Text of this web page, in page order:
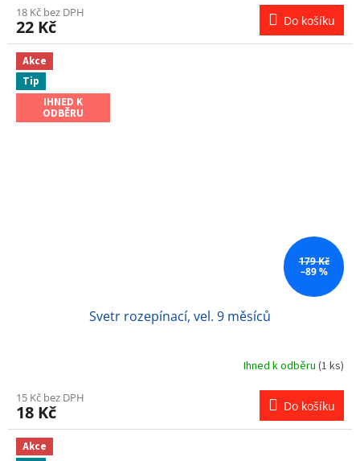
18 Kč bez DPH
22 Kč Do košíku
Akce
Tip
IHNED K
ODBĚRU
179 Kč
–89 %
Svetr rozepínací, vel. 9 měsíců
Ihned k odběru (1 ks)
15 Kč bez DPH
18 Kč Do košíku
Akce